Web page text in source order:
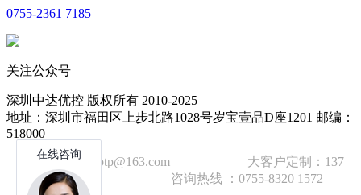
0755-2361 7185
关注公众号
深圳中达优控 版权所有 2010-2025
地址：深圳市福田区上步北路1028号岁宝壹品D座1201 邮编：
518000
技术邮箱：wzbtp@163.com 大客户定制：137
1392 2586 咨询热线 ：0755-8320 1572